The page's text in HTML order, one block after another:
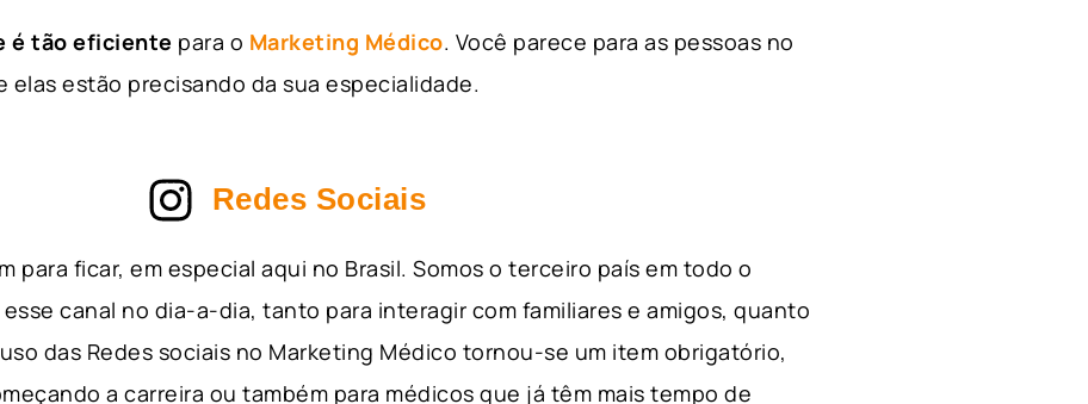
é tão eficiente para o Marketing Médico. Você parece para as pessoas no
elas estão precisando da sua especialidade.
Redes Sociais
para ficar, em especial aqui no Brasil. Somos o terceiro país em todo o
canal no dia-a-dia, tanto para interagir com familiares e amigos, quanto
das Redes sociais no Marketing Médico tornou-se um item obrigatório,
a carreira ou também para médicos que já têm mais tempo de